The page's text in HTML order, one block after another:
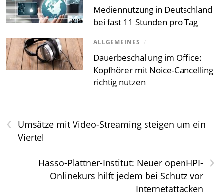
Mediennutzung in Deutschland
bei fast 11 Stunden pro Tag
ALLGEMEINES /
Dauerbeschallung im Office:
Kopfhörer mit Noice-Cancelling
richtig nutzen
‹
Umsätze mit Video-Streaming steigen um ein
Viertel
›
Hasso-Plattner-Institut: Neuer openHPI-
Onlinekurs hilft jedem bei Schutz vor
Internetattacken